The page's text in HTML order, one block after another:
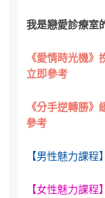
我是戀愛診療室
《愛情時光機》
立即參考
《分手逆轉勝
參考
【男性魅力課
【女性魅力課